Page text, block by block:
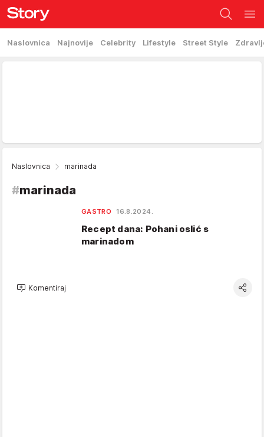
Naslovnica Najnovije Celebrity Lifestyle Street Style
Naslovnica marinada
#marinada
GASTRO 16.8.2024.
Recept dana: Pohani oslić s
marinadom
Komentiraj